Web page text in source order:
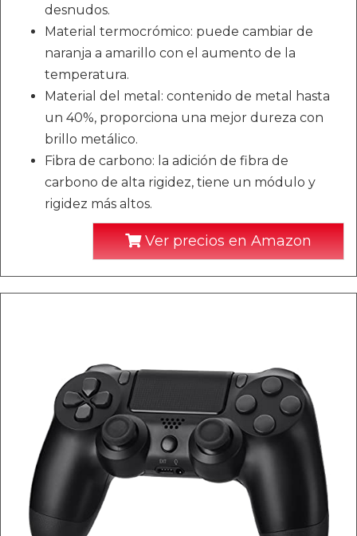
desnudos.
Material termocrómico: puede cambiar de
naranja a amarillo con el aumento de la
temperatura.
Material del metal: contenido de metal hasta
un 40%, proporciona una mejor dureza con
brillo metálico.
Fibra de carbono: la adición de fibra de
carbono de alta rigidez, tiene un módulo y
rigidez más altos.
Ver precios en Amazon